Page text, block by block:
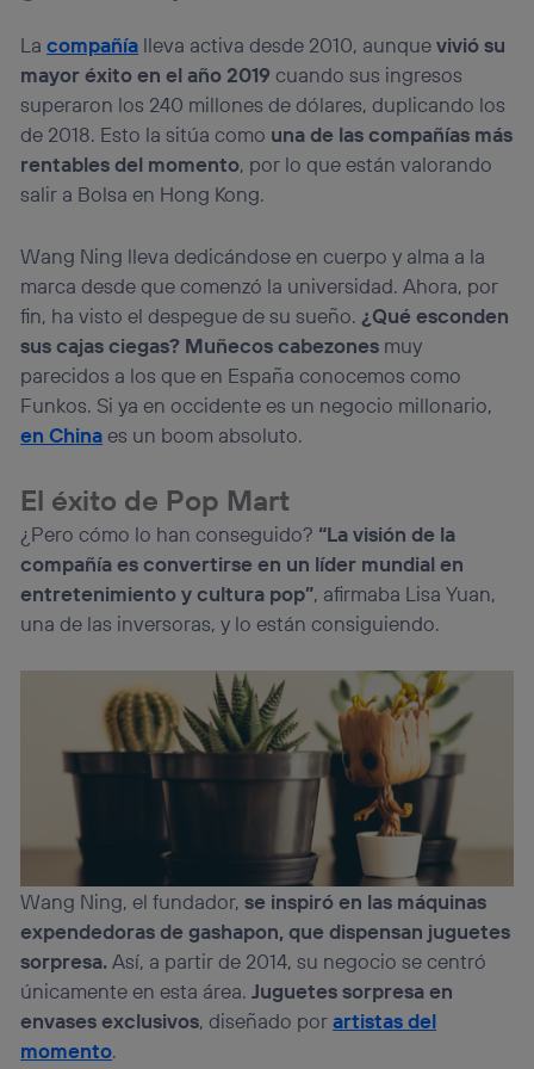
Lacompañía lleva activa desde 2010, aunquevivió su
mayor éxito en el año 2019 cuando sus ingresos
superaron los 240 millones de dólares, duplicando los
de 2018. Esto la sitúa como una de las compañías más
rentables del momento, por lo que están valorando
salir a Bolsa en Hong Kong.
Wang Ning lleva dedicándose en cuerpo y alma a la
marca desde que comenzó la universidad. Ahora, por
fin, ha visto el despegue de su sueño. ¿Qué esconden
sus cajas ciegas? Muñecos cabezones muy
parecidos a los que en España conocemos como
Funkos. Si ya en occidente es un negocio millonario,
en Chinaes un boom absoluto.
El éxito de Pop Mart
¿Pero cómo lo han conseguido? “La visión de la
compañía es convertirse en un líder mundial en
entretenimiento y cultura pop”, afirmaba Lisa Yuan,
una de las inversoras, y lo están consiguiendo.
Wang Ning, el fundador,se inspiró en las máquinas
expendedoras de gashapon, que dispensan juguetes
sorpresa.Así, a partir de 2014, su negocio se centró
únicamente en esta área.Juguetes sorpresa en
envases exclusivos, diseñado porartistas del
momento.
identificador. Típicamente:
Si utilizas unaconexión de banda ancha(p. ej., Wi-Fi),
el marketing o análisis se realizará en función de las
actividades de navegación de los miembros del hogar
que hayan dado su consentimiento.
Si utilizasdatos móviles, el marketing será más
personalizado, ya que se basará únicamente en la
Puedes gestionar los consentimientos Utiq seleccionando
“Administrar Utiq” en la parte inferior de esta página web o
visitando el portal de privacidad de Utiq
(“consenthub”). Para más información, consulta
la política de privacidad de Utiq.